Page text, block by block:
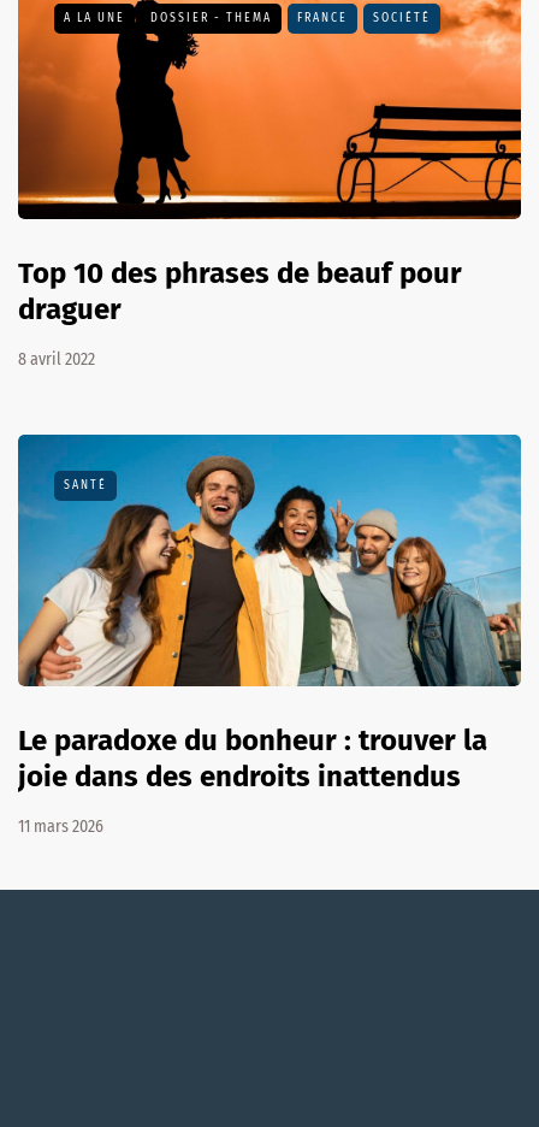
A LA UNE DOSSIER - THEMA FRANCE SOCIÉTÉ
Top 10 des phrases de beauf pour
draguer
8 avril 2022
SANTÉ
Le paradoxe du bonheur : trouver la
joie dans des endroits inattendus
11 mars 2026